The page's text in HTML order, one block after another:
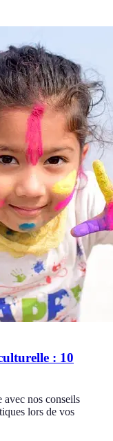
: 10
nos conseils
lors de vos